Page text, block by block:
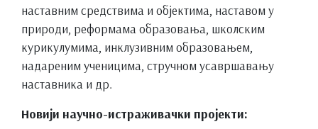
наставним средствима и објектима, наставом у
природи, реформама образовања, школским
курикулумима, инклузивним образовањем,
надареним ученицима, стручном усавршавању
наставника и др.
Новији научно-истраживачки пројекти: